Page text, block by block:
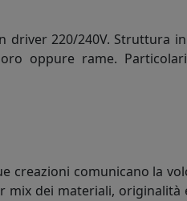
driver 220/240V. Struttura
oppure rame.
creazioni comunicano la
mix dei materiali, originalità